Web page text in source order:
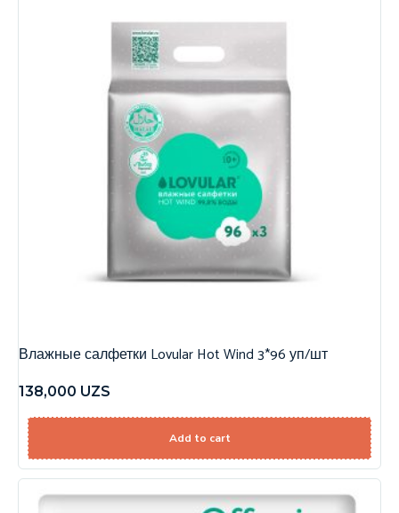
Влажные салфетки Lovular Hot Wind 3*96 уп/шт
138,000 UZS
Add to cart